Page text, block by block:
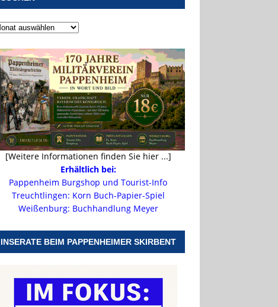
[Weitere Informationen finden Sie hier ...]
Erhältlich bei:
Pappenheim Burgshop und Tourist-Info
Treuchtlingen: Korn Buch-Papier-Spiel
Weißenburg: Buchhandlung Meyer
INSERATE BEIM PAPPENHEIMER SKIRBENT